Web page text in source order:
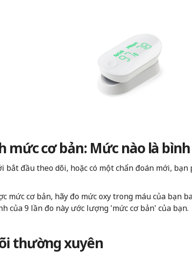
mức cơ bản: Mức nào là
bắt đầu theo dõi, hoặc có một chẩn đoán mới,
mức cơ bản, hãy đo mức oxy trong máu của bạn
của 9 lần đo này ước lượng 'mức cơ bản' của bạn.
thường xuyên